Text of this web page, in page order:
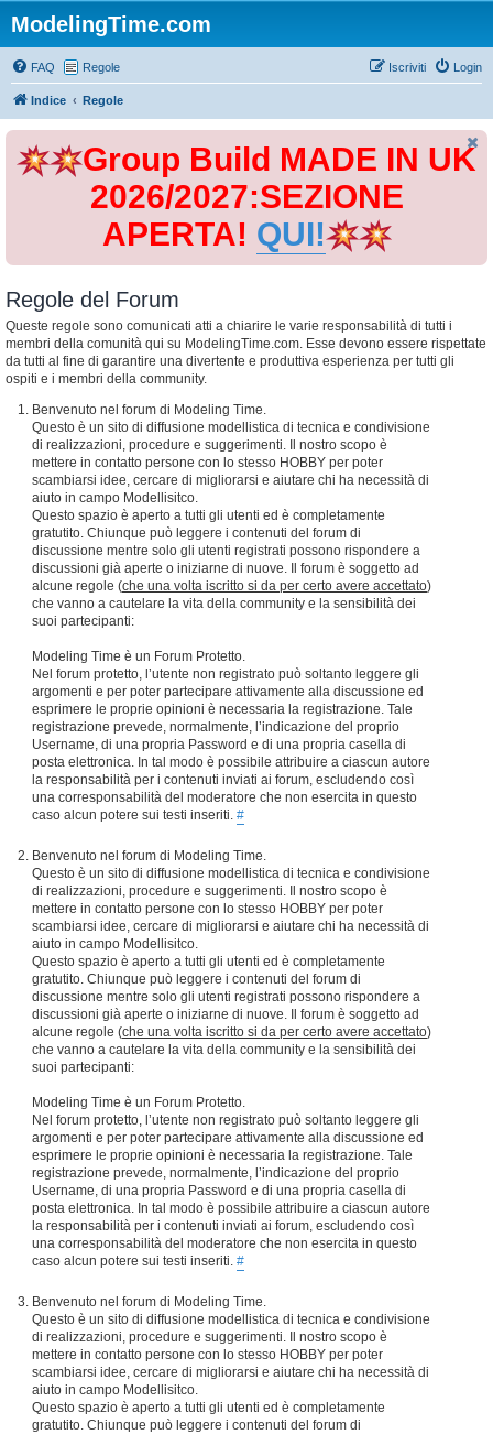
ModelingTime.com
FAQ Regole Login
Iscriviti
Indice Regole
Group Build MADE IN UK
2026/2027:SEZIONE
APERTA! QUI!
Regole del Forum
Queste regole sono comunicati atti a chiarire le varie responsabilità di tutti i
membri della comunità qui su ModelingTime.com. Esse devono essere rispettate
da tutti al fine di garantire una divertente e produttiva esperienza per tutti gli
ospiti e i membri della community.
Benvenuto nel forum di Modeling Time.
Questo è un sito di diffusione modellistica di tecnica e condivisione
di realizzazioni, procedure e suggerimenti. Il nostro scopo è
mettere in contatto persone con lo stesso HOBBY per poter
scambiarsi idee, cercare di migliorarsi e aiutare chi ha necessità di
aiuto in campo Modellisitco.
Questo spazio è aperto a tutti gli utenti ed è completamente
gratutito. Chiunque può leggere i contenuti del forum di
discussione mentre solo gli utenti registrati possono rispondere a
discussioni già aperte o iniziarne di nuove. Il forum è soggetto ad
alcune regole (che una volta iscritto si da per certo avere accettato)
che vanno a cautelare la vita della community e la sensibilità dei
suoi partecipanti:
Modeling Time è un Forum Protetto.
Nel forum protetto, l’utente non registrato può soltanto leggere gli
argomenti e per poter partecipare attivamente alla discussione ed
esprimere le proprie opinioni è necessaria la registrazione. Tale
registrazione prevede, normalmente, l’indicazione del proprio
Username, di una propria Password e di una propria casella di
posta elettronica. In tal modo è possibile attribuire a ciascun autore
la responsabilità per i contenuti inviati ai forum, escludendo così
una corresponsabilità del moderatore che non esercita in questo
caso alcun potere sui testi inseriti. #
Benvenuto nel forum di Modeling Time.
Questo è un sito di diffusione modellistica di tecnica e condivisione
di realizzazioni, procedure e suggerimenti. Il nostro scopo è
mettere in contatto persone con lo stesso HOBBY per poter
scambiarsi idee, cercare di migliorarsi e aiutare chi ha necessità di
aiuto in campo Modellisitco.
Questo spazio è aperto a tutti gli utenti ed è completamente
gratutito. Chiunque può leggere i contenuti del forum di
discussione mentre solo gli utenti registrati possono rispondere a
discussioni già aperte o iniziarne di nuove. Il forum è soggetto ad
alcune regole (che una volta iscritto si da per certo avere accettato)
che vanno a cautelare la vita della community e la sensibilità dei
suoi partecipanti:
Modeling Time è un Forum Protetto.
Nel forum protetto, l’utente non registrato può soltanto leggere gli
argomenti e per poter partecipare attivamente alla discussione ed
esprimere le proprie opinioni è necessaria la registrazione. Tale
registrazione prevede, normalmente, l’indicazione del proprio
Username, di una propria Password e di una propria casella di
posta elettronica. In tal modo è possibile attribuire a ciascun autore
la responsabilità per i contenuti inviati ai forum, escludendo così
una corresponsabilità del moderatore che non esercita in questo
caso alcun potere sui testi inseriti. #
Benvenuto nel forum di Modeling Time.
Questo è un sito di diffusione modellistica di tecnica e condivisione
di realizzazioni, procedure e suggerimenti. Il nostro scopo è
mettere in contatto persone con lo stesso HOBBY per poter
scambiarsi idee, cercare di migliorarsi e aiutare chi ha necessità di
aiuto in campo Modellisitco.
Questo spazio è aperto a tutti gli utenti ed è completamente
gratutito. Chiunque può leggere i contenuti del forum di